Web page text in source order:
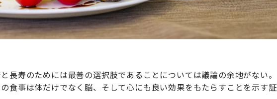
長寿のためには最善の選択肢であることについては議論の余地がない。
食事は体だけでなく脳、そして心にも良い効果をもたらすことを示す証